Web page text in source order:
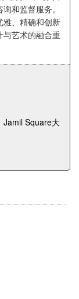
和监督服务。
雅、精确和创新
与艺术的融合重
Jamil Square大